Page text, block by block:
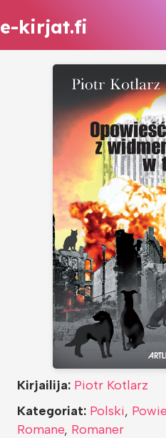
e-kirjat.fi
Kirjailija: Piotr Kotlarz
Kategoriat: Polski,
Romane, Romaner